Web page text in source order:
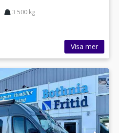
3 500 kg
Visa mer